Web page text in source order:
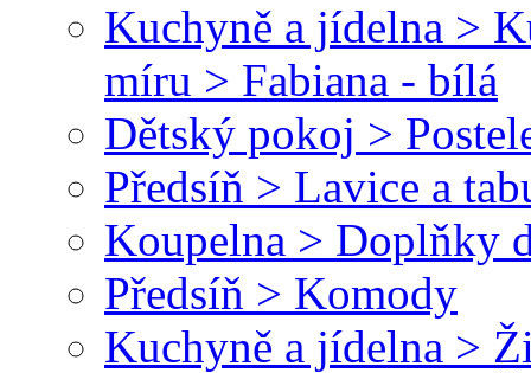
Kuchyně a jídelna >
míru > Fabiana - bílá
Dětský pokoj >
Předsíň > Lavice a
Koupelna > Doplňky
Předsíň > Komody
Kuchyně a jídelna >